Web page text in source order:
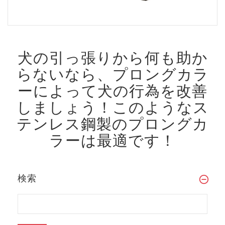
犬の引っ張りから何も助か
らないなら、プロングカラ
ーによって犬の行為を改善
しましょう！ このようなス
テンレス鋼製のプロングカ
ラーは最適です！
検索